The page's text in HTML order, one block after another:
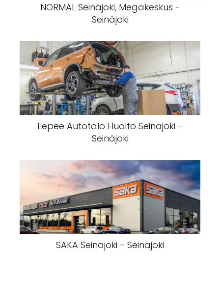
NORMAL Seinäjoki, Megakeskus -
Seinäjoki
Eepee Autotalo Huolto Seinäjoki -
Seinäjoki
SAKA Seinäjoki - Seinäjoki